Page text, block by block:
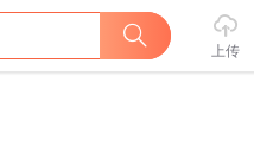
上传